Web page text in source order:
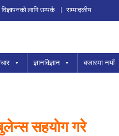
विज्ञापनको लागि सम्पर्क सम्पादकीय
ज्ञानविज्ञान बजारमा नयाँ
सहयाेग गरे